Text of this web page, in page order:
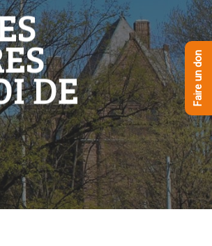
DE Faire un don